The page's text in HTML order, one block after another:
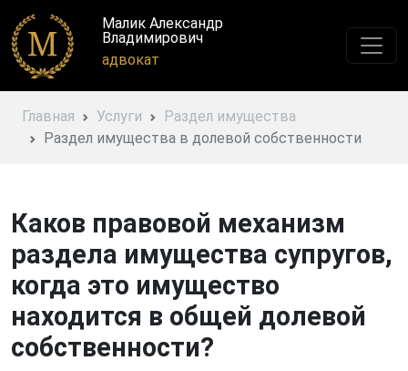
Малик Александр
Владимирович
адвокат
Главная Услуги
Раздел имущества
Раздел имущества в долевой собственности
Каков правовой механизм
раздела имущества супругов,
когда это имущество
находится в общей долевой
собственности?